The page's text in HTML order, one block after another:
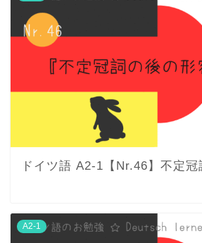
ドイツ語 A2-1【Nr.46】不定
A2-1